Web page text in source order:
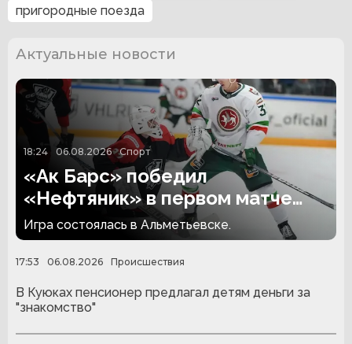
пригородные поезда
Актуальные новости
18:24 06.08.2026 Спорт
«Ак Барс» победил
«Нефтяник» в первом матче
сезона
Игра состоялась в Альметьевске.
17:53 06.08.2026 Происшествия
В Куюках пенсионер предлагал детям деньги за
"знакомство"